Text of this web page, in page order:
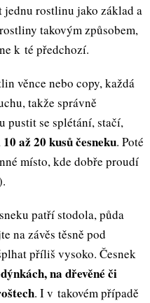
jednu rostlinu jako základ a
takovým způsobem,
k té předchozí.
věnce nebo copy, každá
takže správně
pustit se splétání, stačí,
10 až 20 kusů česneku. Poté
místo, kde dobře proudí
patří stodola, půda
na závěs těsně pod
příliš vysoko. Česnek
na dřevěné či
. I v takovém případě